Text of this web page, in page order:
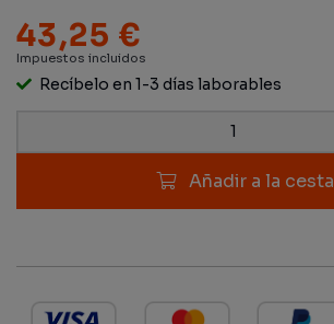
43,25 €
Impuestos incluidos
Recíbelo en 1-3 días laborables
Añadir a la cesta